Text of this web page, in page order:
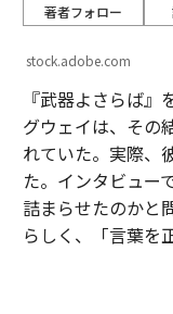
著者フォロー
stock.adobe.com
『武器よさらば
グウェイは、その
れていた。実際、
た。インタビュー
詰まらせたのかと
らしく、「言葉を